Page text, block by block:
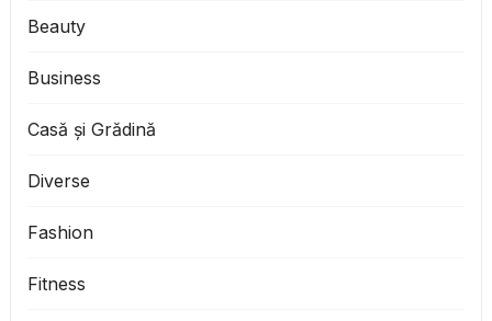
Beauty
Business
Casă și Grădină
Diverse
Fashion
Fitness